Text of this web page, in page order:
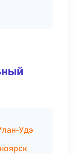
Удэ